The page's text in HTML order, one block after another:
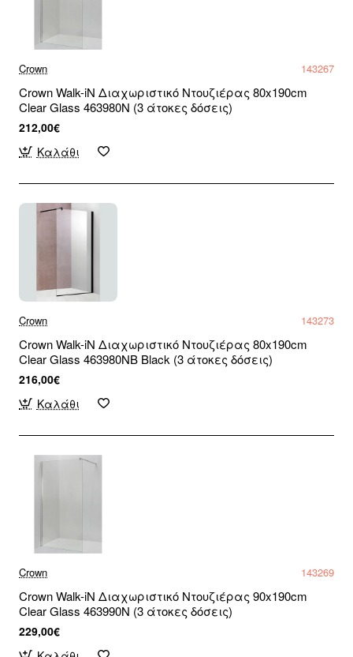
Crown 143267
Crown Walk-iN Διαχωριστικό Ντουζιέρας 80x190cm
Clear Glass 463980N (3 άτοκες δόσεις)
212,00€
Καλάθι
Crown 143273
Crown Walk-iN Διαχωριστικό Ντουζιέρας 80x190cm
Clear Glass 463980NB Black (3 άτοκες δόσεις)
216,00€
Καλάθι
Crown 143269
Crown Walk-iN Διαχωριστικό Ντουζιέρας 90x190cm
Clear Glass 463990N (3 άτοκες δόσεις)
229,00€